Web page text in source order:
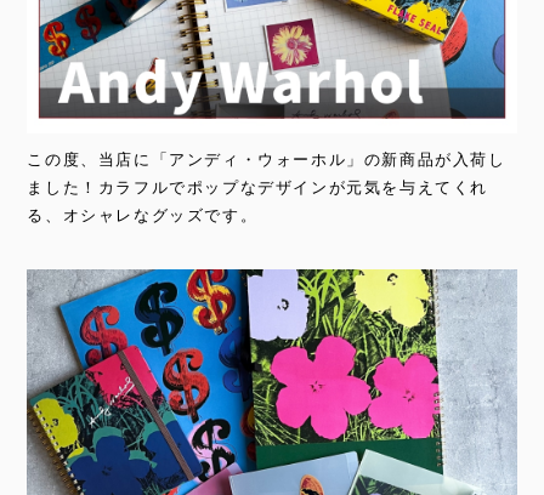
この度、当店に「アンディ・ウォーホル」の新商品が入荷し
ました！カラフルでポップなデザインが元気を与えてくれ
る、オシャレなグッズです。